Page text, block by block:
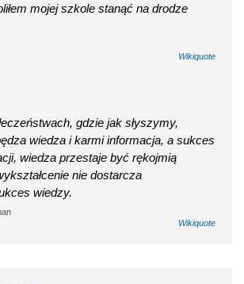
mojej szkole stanąć na drodze
Wikiquote
gdzie jak słyszymy,
wiedza i karmi informacja, a sukces
wiedza przestaje być rękojmią
nie dostarcza
wiedzy.
Wikiquote